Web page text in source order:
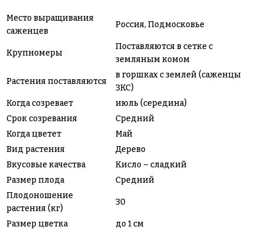
Место выращивания
саженцев
Россия, Подмосковье
Крупномеры
Поставляются в сетке с
земляным комом
Растения поставляются
в горшках с землей (саженцы
ЗКС)
Когда созревает
июль (середина)
Срок созревания
Средний
Когда цветет
Май
Вид растения
Дерево
Вкусовые качества
Кисло – сладкий
Размер плода
Средний
Плодоношение
растения (кг)
30
Размер цветка до 1 см